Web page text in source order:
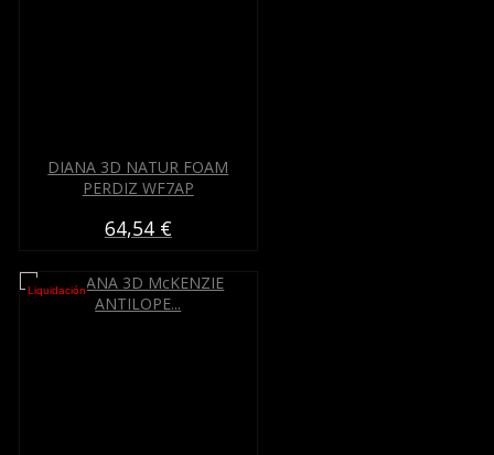
DIANA 3D NATUR FOAM
PERDIZ WF7AP
64,54 €
Liquidación